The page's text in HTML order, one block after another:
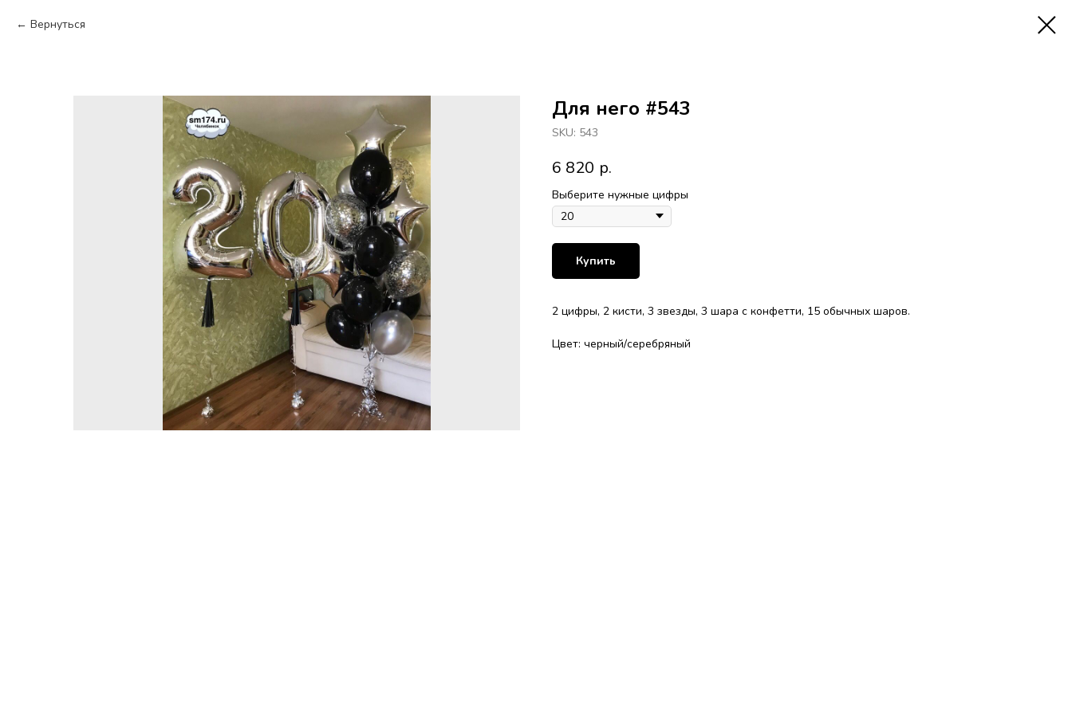
Вернуться
Для него #543
SKU: 543
6 820 р.
Выберите нужные цифры
Купить
2 цифры, 2 кисти, 3 звезды, 3 шара с конфетти, 15 обычных шаров.
Цвет: черный/серебряный